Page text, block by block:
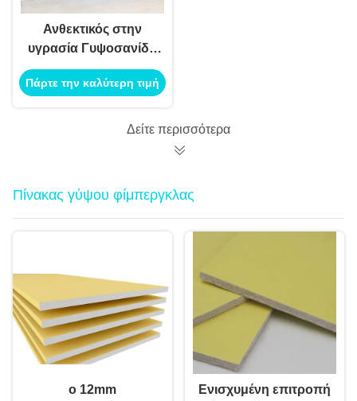
Ανθεκτικός στην
υγρασία Γυψοσανίδα
9.5mm 1220×2440mm
Ελαφρύ φύλλο ξηρής
εσωτερικούς τοίχους
Πάρτε την καλύτερη τιμή
Δείτε περισσότερα
Πίνακας γύψου φίμπεργκλας
ο 12mm
Ενισχυμένη επιτροπή